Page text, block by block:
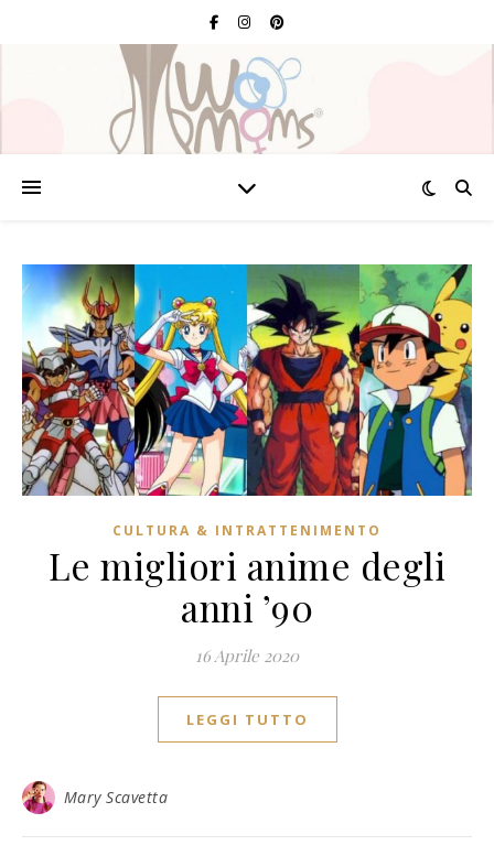
CULTURA & INTRATTENIMENTO
Le migliori anime degli
anni ’90
16 Aprile 2020
LEGGI TUTTO
Mary Scavetta